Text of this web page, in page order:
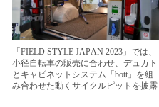
「FIELD STYLE JAPAN 2023」では、
小径自転車の販売に合わせ、デュカト
とキャビネットシステム「bott」を組
み合わせた動くサイクルピットを披露